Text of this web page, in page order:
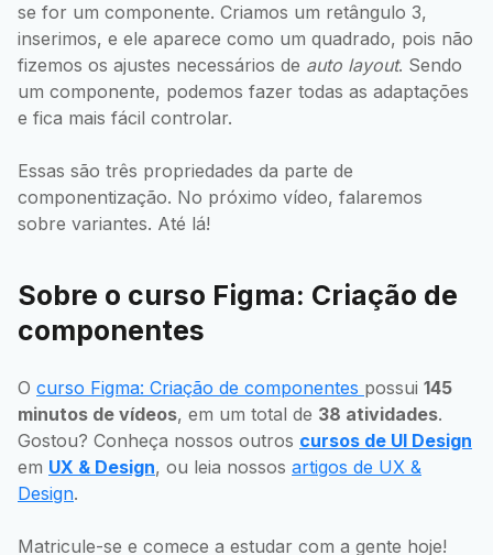
se for um componente. Criamos um retângulo 3,
inserimos, e ele aparece como um quadrado, pois não
fizemos os ajustes necessários de auto layout. Sendo
um componente, podemos fazer todas as adaptações
e fica mais fácil controlar.
Essas são três propriedades da parte de
componentização. No próximo vídeo, falaremos
sobre variantes. Até lá!
Sobre o curso Figma: Criação de
componentes
O curso Figma: Criação de componentes possui 145
minutos de vídeos, em um total de 38 atividades.
Gostou? Conheça nossos outros cursos de UI Design
em UX & Design, ou leia nossos artigos de UX &
Design.
Matricule-se e comece a estudar com a gente hoje!